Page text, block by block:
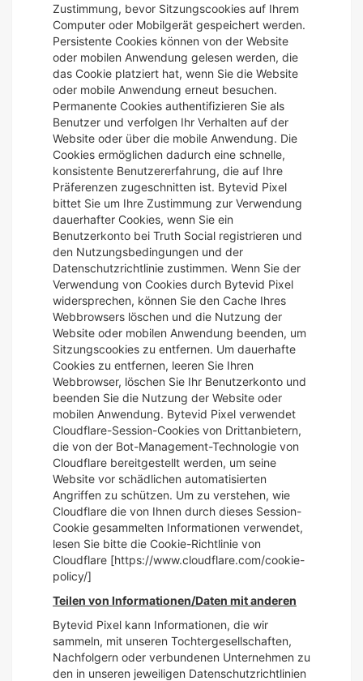
Zustimmung, bevor Sitzungscookies auf Ihrem
Computer oder Mobilgerät gespeichert werden.
Persistente Cookies können von der Website
oder mobilen Anwendung gelesen werden, die
das Cookie platziert hat, wenn Sie die Website
oder mobile Anwendung erneut besuchen.
Permanente Cookies authentifizieren Sie als
Benutzer und verfolgen Ihr Verhalten auf der
Website oder über die mobile Anwendung. Die
Cookies ermöglichen dadurch eine schnelle,
konsistente Benutzererfahrung, die auf Ihre
Präferenzen zugeschnitten ist. Bytevid Pixel
bittet Sie um Ihre Zustimmung zur Verwendung
dauerhafter Cookies, wenn Sie ein
Benutzerkonto bei Truth Social registrieren und
den Nutzungsbedingungen und der
Datenschutzrichtlinie zustimmen. Wenn Sie der
Verwendung von Cookies durch Bytevid Pixel
widersprechen, können Sie den Cache Ihres
Webbrowsers löschen und die Nutzung der
Website oder mobilen Anwendung beenden, um
Sitzungscookies zu entfernen. Um dauerhafte
Cookies zu entfernen, leeren Sie Ihren
Webbrowser, löschen Sie Ihr Benutzerkonto und
beenden Sie die Nutzung der Website oder
mobilen Anwendung. Bytevid Pixel verwendet
Cloudflare-Session-Cookies von Drittanbietern,
die von der Bot-Management-Technologie von
Cloudflare bereitgestellt werden, um seine
Website vor schädlichen automatisierten
Angriffen zu schützen. Um zu verstehen, wie
Cloudflare die von Ihnen durch dieses Session-
Cookie gesammelten Informationen verwendet,
lesen Sie bitte die Cookie-Richtlinie von
Cloudflare [https://www.cloudflare.com/cookie-
policy/]
Teilen von Informationen/Daten mit anderen
Bytevid Pixel kann Informationen, die wir
sammeln, mit unseren Tochtergesellschaften,
Nachfolgern oder verbundenen Unternehmen zu
den in unseren jeweiligen Datenschutzrichtlinien